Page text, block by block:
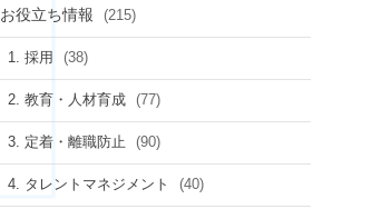
お役立ち情報 (215)
1. 採用 (38)
2. 教育・人材育成 (77)
3. 定着・離職防止 (90)
4. タレントマネジメント (40)